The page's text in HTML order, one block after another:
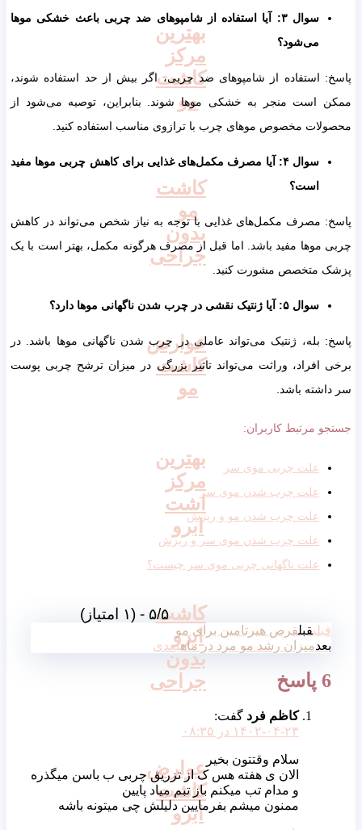
بهترین
مرکز
کاشت
مو
کاشت
مو
بدون
جراحی
عوارض
کاشت
مو
بهترین
مرکز
اشت
ابرو
کاشت
ابرو
بدون
جراحی
عوارض
کاشت
ابرو
سوال ۳: آیا استفاده از شامپوهای ضد چربی باعث خشکی موها
می‌شود؟
پاسخ: استفاده از شامپوهای ضد چربی، اگر بیش از حد استفاده شوند،
ممکن است منجر به خشکی موها شوند. بنابراین، توصیه می‌شود از
محصولات مخصوص موهای چرب با ترازوی مناسب استفاده کنید.
سوال ۴: آیا مصرف مکمل‌های غذایی برای کاهش چربی موها مفید
است؟
پاسخ: مصرف مکمل‌های غذایی با توجه به نیاز شخص می‌تواند در کاهش
چربی موها مفید باشد. اما قبل از مصرف هرگونه مکمل، بهتر است با یک
پزشک متخصص مشورت کنید.
سوال ۵: آیا ژنتیک نقشی در چرب شدن ناگهانی موها دارد؟
پاسخ: بله، ژنتیک می‌تواند عاملی در چرب شدن ناگهانی موها باشد. در
برخی افراد، وراثت می‌تواند تاثیر بزرگی در میزان ترشح چربی پوست
سر داشته باشد.
جستجو مرتبط کاربران:
علت چربی موی سر
علت چرب شدن موی سر
علت چرب شدن مو و ریزش
علت چرب شدن موی سر و ریزش
علت ناگهانی چربی موی سر چیست؟
۵/۵ - (۱ امتیاز)
قبلیقبلقرص هیرتامین برای مو
بعدمیزان رشد مو مرد در ماهبعدی
6 پاسخ
کاظم فرد گفت:
۱۴۰۲-۰۴-۲۳ در ۰۸:۳۵
سلام وقتتون بخیر
الان ی هفته هس ک از تزریق چربی ب باسن میگذره
و مدام تب میکنم باز تبم میاد پایین
ممنون میشم بفرمایین دلیلش چی میتونه باشه